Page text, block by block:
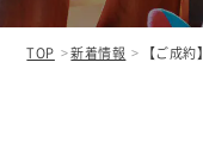
選ばれる理由
販売中の新築分
TOP 新着情報 【ご成